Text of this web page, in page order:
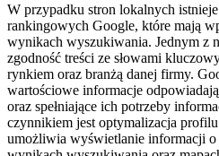
W przypadku stron lokalnych
rankingowych Google, które mają
wynikach wyszukiwania. Jednym z
zgodność treści ze słowami
rynkiem oraz branżą danej firmy.
wartościowe informacje
oraz spełniające ich potrzeby
czynnikiem jest optymalizacja
umożliwia wyświetlanie informacji